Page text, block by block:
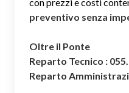
preventivo senza
Oltre il Ponte
Reparto Tecnico :
Reparto